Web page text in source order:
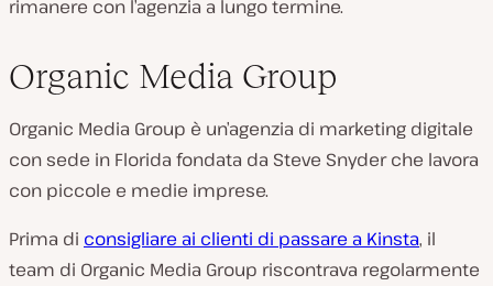
rimanere con l’agenzia a lungo termine.
Organic Media Group
Organic Media Group è un’agenzia di marketing digitale
con sede in Florida fondata da Steve Snyder che lavora
con piccole e medie imprese.
Prima di consigliare ai clienti di passare a Kinsta, il
team di Organic Media Group riscontrava regolarmente